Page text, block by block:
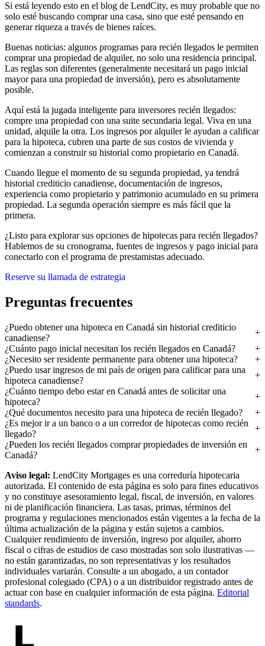
Si está leyendo esto en el blog de LendCity, es muy probable que no
solo esté buscando comprar una casa, sino que esté pensando en
generar riqueza a través de bienes raíces.
Buenas noticias: algunos programas para recién llegados le permiten
comprar una propiedad de alquiler, no solo una residencia principal.
Las reglas son diferentes (generalmente necesitará un pago inicial
mayor para una propiedad de inversión), pero es absolutamente
posible.
Aquí está la jugada inteligente para inversores recién llegados:
compre una propiedad con una suite secundaria legal. Viva en una
unidad, alquile la otra. Los ingresos por alquiler le ayudan a calificar
para la hipoteca, cubren una parte de sus costos de vivienda y
comienzan a construir su historial como propietario en Canadá.
Cuando llegue el momento de su segunda propiedad, ya tendrá
historial crediticio canadiense, documentación de ingresos,
experiencia como propietario y patrimonio acumulado en su primera
propiedad. La segunda operación siempre es más fácil que la
primera.
¿Listo para explorar sus opciones de hipotecas para recién llegados?
Hablemos de su cronograma, fuentes de ingresos y pago inicial para
conectarlo con el programa de prestamistas adecuado.
Reserve su llamada de estrategia
Preguntas frecuentes
¿Puedo obtener una hipoteca en Canadá sin historial crediticio
canadiense?
¿Cuánto pago inicial necesitan los recién llegados en Canadá?
¿Necesito ser residente permanente para obtener una hipoteca?
¿Puedo usar ingresos de mi país de origen para calificar para una
hipoteca canadiense?
¿Cuánto tiempo debo estar en Canadá antes de solicitar una
hipoteca?
¿Qué documentos necesito para una hipoteca de recién llegado?
¿Es mejor ir a un banco o a un corredor de hipotecas como recién
llegado?
¿Pueden los recién llegados comprar propiedades de inversión en
Canadá?
Aviso legal: LendCity Mortgages es una correduría hipotecaria
autorizada. El contenido de esta página es solo para fines educativos
y no constituye asesoramiento legal, fiscal, de inversión, en valores
ni de planificación financiera. Las tasas, primas, términos del
programa y regulaciones mencionados están vigentes a la fecha de la
última actualización de la página y están sujetos a cambios.
Cualquier rendimiento de inversión, ingreso por alquiler, ahorro
fiscal o cifras de estudios de caso mostradas son solo ilustrativas —
no están garantizadas, no son representativas y los resultados
individuales variarán. Consulte a un abogado, a un contador
profesional colegiado (CPA) o a un distribuidor registrado antes de
actuar con base en cualquier información de esta página. Editorial
standards.